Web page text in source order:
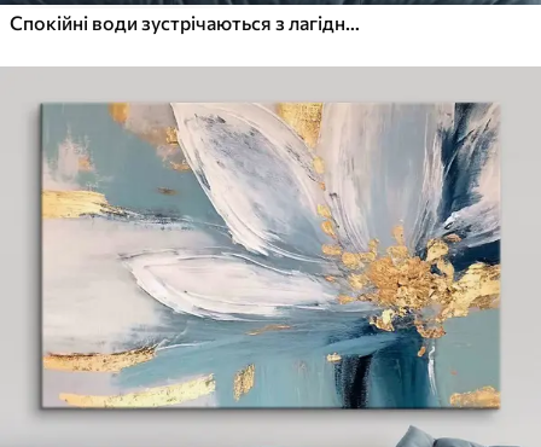
Спокійні води зустрічаються з лагідним небом